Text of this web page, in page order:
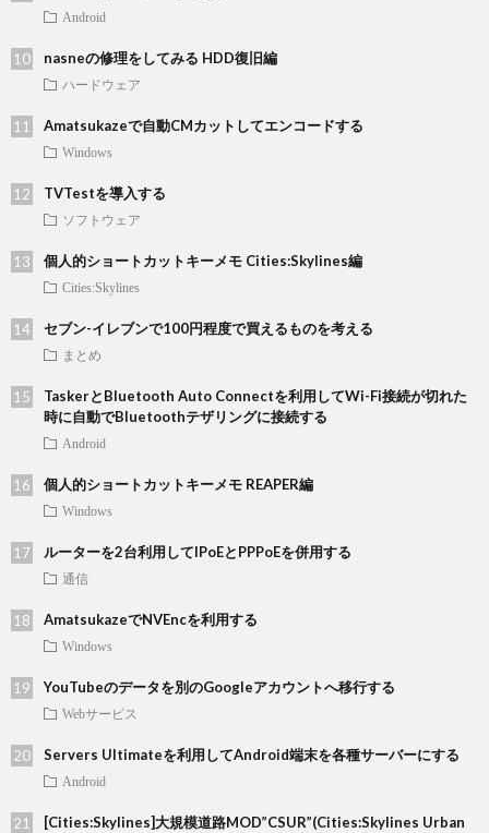
Android
nasneの修理をしてみる HDD復旧編
ハードウェア
Amatsukazeで自動CMカットしてエンコードする
Windows
TVTestを導入する
ソフトウェア
個人的ショートカットキーメモ Cities:Skylines編
Cities:Skylines
セブン-イレブンで100円程度で買えるものを考える
まとめ
TaskerとBluetooth Auto Connectを利用してWi-Fi接続が切れた
時に自動でBluetoothテザリングに接続する
Android
個人的ショートカットキーメモ REAPER編
Windows
ルーターを2台利用してIPoEとPPPoEを併用する
通信
AmatsukazeでNVEncを利用する
Windows
YouTubeのデータを別のGoogleアカウントへ移行する
Webサービス
Servers Ultimateを利用してAndroid端末を各種サーバーにする
Android
[Cities:Skylines]大規模道路MOD”CSUR”(Cities:Skylines Urban